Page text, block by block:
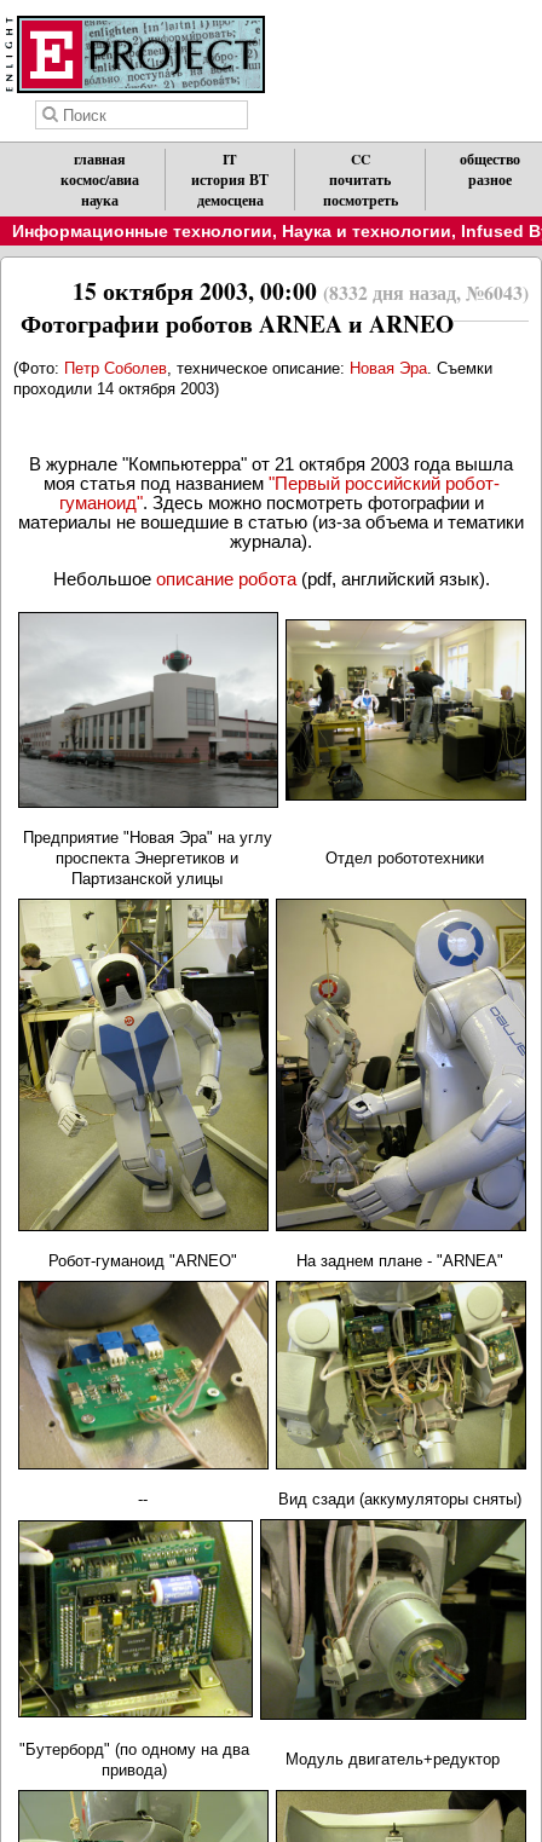
главная
космос/авиа
наука
IT
история ВТ
демосцена
CC
почитать
посмотреть
общество
разное
Информационные технологии, Наука и технологии, Infused
15 октября 2003, 00:00 (8332 дня назад, №6043)
Фотографии роботов ARNEA и ARNEO
(Фото: Петр Соболев , техническое описание: Новая Эра Съемки
проходили 14 октября 2003)
В журнале "Компьютерра" от 21 октября 2003 года вышла
моя статья под названием "Первый российский робот-
гуманоид". Здесь можно посмотреть фотографии и
материалы не вошедшие в статью (из-за объема и тематики
журнала).
Небольшое описание робота(pdf, английский язык).
Предприятие "Новая Эра" на углу
проспекта Энергетиков и
Партизанской улицы
Отдел робототехники
Робот-гуманоид "ARNEO" На заднем плане - "ARNEA"
-- Вид сзади (аккумуляторы сняты)
"Бутерборд" (по одному на два
привода)
Модуль двигатель+редуктор